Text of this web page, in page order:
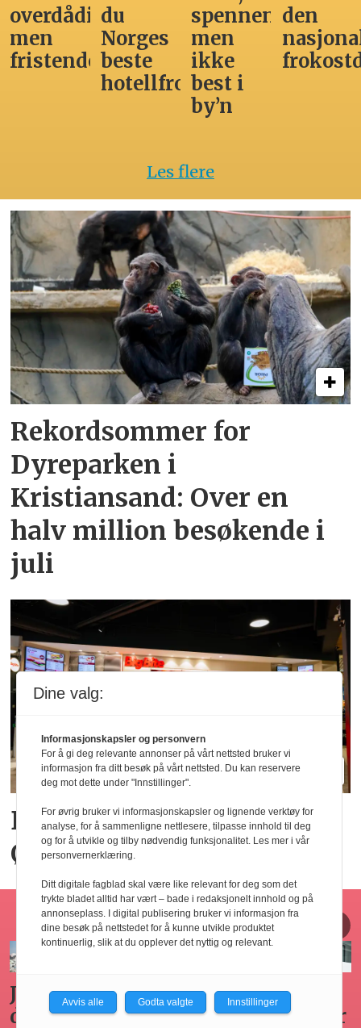
overdådig,
men
fristende
du
Norges
beste
hotellfrokost
spennende,
men
ikke
best i
by’n
den
Les flere
Rekordsommer for
Dyreparken i
Kristiansand: Over en
halv million besøkende i
juli
Big Bite vil doble på
Østlandet innen tre år
Horecajus fra Føyen
Arbeidsgivers
omplasseringsplikt
Gode
råd for
Seminar
om
Hvilken
adgang
Dine valg:
Informasjonskapsler og personvern
For å gi deg relevante annonser på vårt nettsted bruker vi
informasjon fra ditt besøk på vårt nettsted. Du kan reservere
deg mot dette under "Innstillinger".
For øvrig bruker vi informasjonskapsler og lignende verktøy for
analyse, for å sammenligne nettlesere, tilpasse innhold til deg
og for å utvikle og tilby nødvendig funksjonalitet. Les mer i vår
personvernerklæring.
Ditt digitale fagblad skal være like relevant for deg som det
trykte bladet alltid har vært – bade i redaksjonelt innhold og på
annonseplass. I digital publisering bruker vi informasjon fra
dine besøk på nettstedet for å kunne utvikle produktet
kontinuerlig, slik at du opplever det nyttig og relevant.
Avvis alle Godta valgte Innstillinger